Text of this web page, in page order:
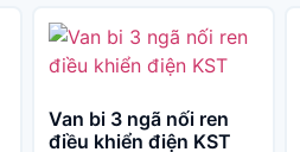
Van bi 3 ngã nối ren
điều khiển điện KST